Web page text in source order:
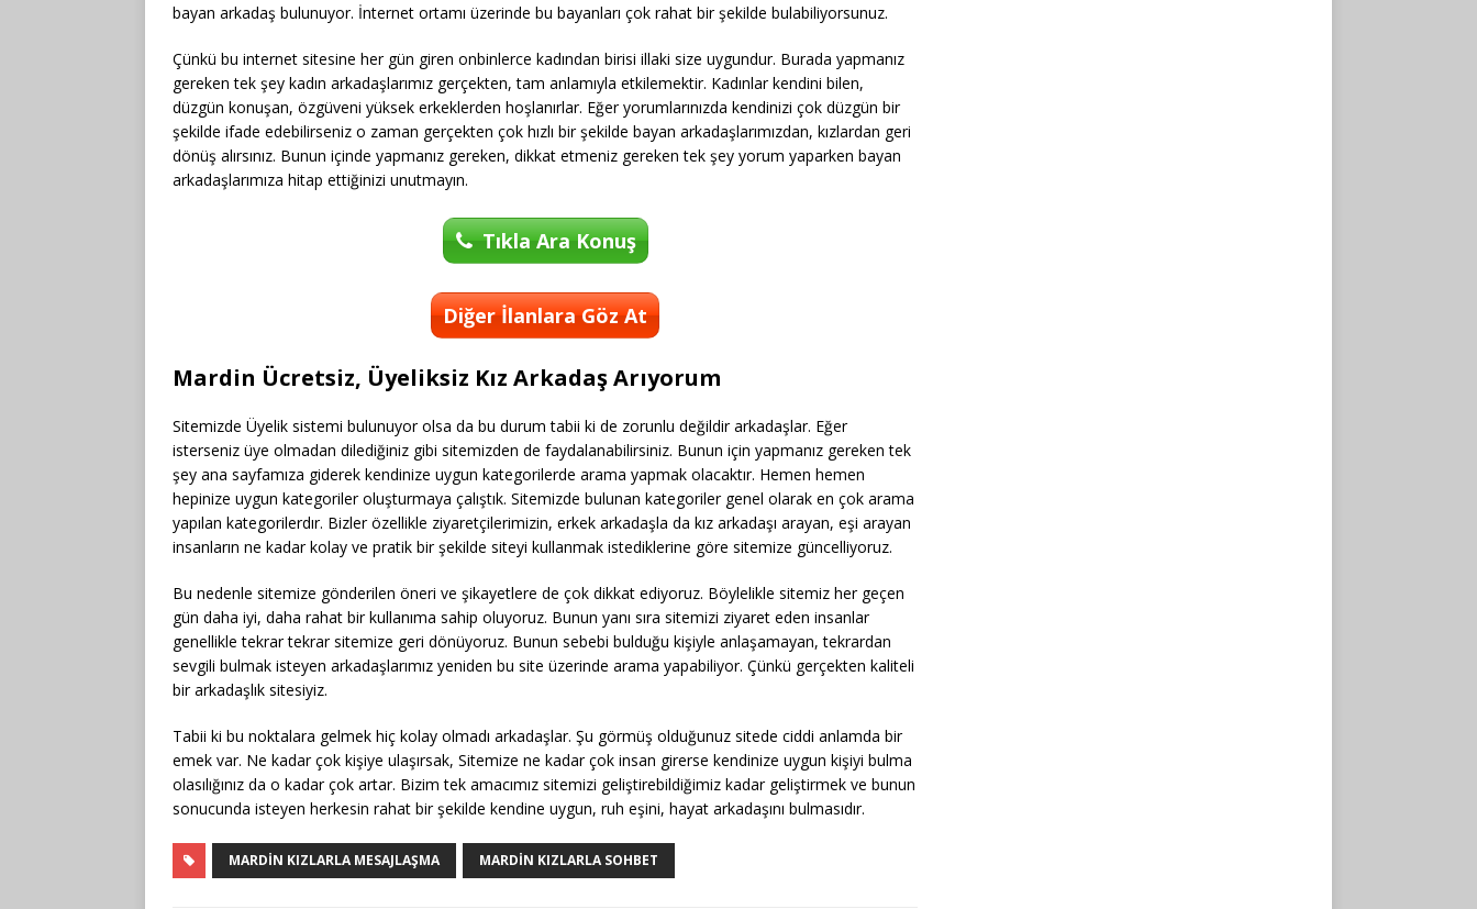
bayan arkadaş bulunuyor. İnternet ortamı üzerinde bu bayanları çok rahat bir şekilde bulabiliyorsunuz.
Çünkü bu internet sitesine her gün giren onbinlerce kadından birisi illaki size uygundur. Burada yapmanız
gereken tek şey kadın arkadaşlarımız gerçekten, tam anlamıyla etkilemektir. Kadınlar kendini bilen,
düzgün konuşan, özgüveni yüksek erkeklerden hoşlanırlar. Eğer yorumlarınızda kendinizi çok düzgün bir
şekilde ifade edebilirseniz o zaman gerçekten çok hızlı bir şekilde bayan arkadaşlarımızdan, kızlardan geri
dönüş alırsınız. Bunun içinde yapmanız gereken, dikkat etmeniz gereken tek şey yorum yaparken bayan
arkadaşlarımıza hitap ettiğinizi unutmayın.
Tıkla Ara Konuş
Diğer İlanlara Göz At
Mardin Ücretsiz, Üyeliksiz Kız Arkadaş Arıyorum
Sitemizde Üyelik sistemi bulunuyor olsa da bu durum tabii ki de zorunlu değildir arkadaşlar. Eğer
isterseniz üye olmadan dilediğiniz gibi sitemizden de faydalanabilirsiniz. Bunun için yapmanız gereken tek
şey ana sayfamıza giderek kendinize uygun kategorilerde arama yapmak olacaktır. Hemen hemen
hepinize uygun kategoriler oluşturmaya çalıştık. Sitemizde bulunan kategoriler genel olarak en çok arama
yapılan kategorilerdır. Bizler özellikle ziyaretçilerimizin, erkek arkadaşla da kız arkadaşı arayan, eşi arayan
insanların ne kadar kolay ve pratik bir şekilde siteyi kullanmak istediklerine göre sitemize güncelliyoruz.
Bu nedenle sitemize gönderilen öneri ve şikayetlere de çok dikkat ediyoruz. Böylelikle sitemiz her geçen
gün daha iyi, daha rahat bir kullanıma sahip oluyoruz. Bunun yanı sıra sitemizi ziyaret eden insanlar
genellikle tekrar tekrar sitemize geri dönüyoruz. Bunun sebebi bulduğu kişiyle anlaşamayan, tekrardan
sevgili bulmak isteyen arkadaşlarımız yeniden bu site üzerinde arama yapabiliyor. Çünkü gerçekten kaliteli
bir arkadaşlık sitesiyiz.
Tabii ki bu noktalara gelmek hiç kolay olmadı arkadaşlar. Şu görmüş olduğunuz sitede ciddi anlamda bir
emek var. Ne kadar çok kişiye ulaşırsak, Sitemize ne kadar çok insan girerse kendinize uygun kişiyi bulma
olasılığınız da o kadar çok artar. Bizim tek amacımız sitemizi geliştirebildiğimiz kadar geliştirmek ve bunun
sonucunda isteyen herkesin rahat bir şekilde kendine uygun, ruh eşini, hayat arkadaşını bulmasıdır.
MARDIN KIZLARLA MESAJLAŞMA MARDIN KIZLARLA SOHBET